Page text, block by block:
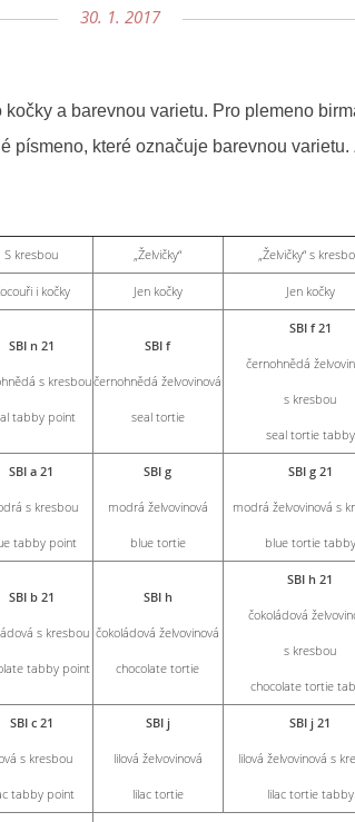
30. 1. 2017
a barevnou varietu. Pro plemeno
které označuje barevnou
S kresbou „Želvičky“ „Želvičky“ s
i kočky Jen kočky Jen kočky
SBI n 21
s kresbou
tabby point
SBI f
černohnědá želvovinová
seal tortie
SBI f 21
černohnědá
s kresbou
seal tortie tabby
SBI a 21
s kresbou
tabby point
SBI g
modrá želvovinová
blue tortie
SBI g 21
modrá želvovinová s
blue tortie tabby
SBI b 21
s kresbou
tabby point
SBI h
čokoládová želvovinová
chocolate tortie
SBI h 21
čokoládová
s kresbou
chocolate tortie
SBI c 21
s kresbou
tabby point
SBI j
lilová želvovinová
lilac tortie
SBI j 21
lilová želvovinová s
lilac tortie tabby